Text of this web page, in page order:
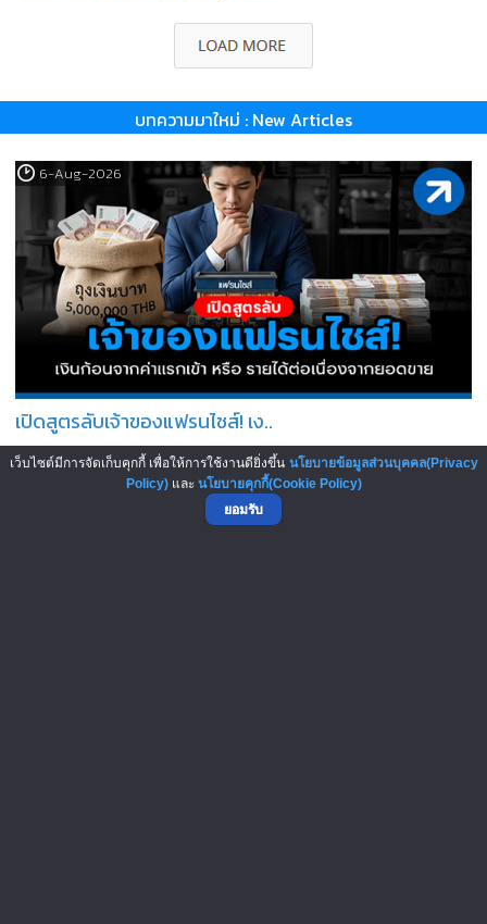
บทความมาใหม่ : New Articles
6-Aug-2026
เปิดสูตรลับเจ้าของแฟรนไชส์! เง..
5-Aug-2026
เว็บไซต์มีการจัดเก็บคุกกี้ เพื่อให้การใช้งานดียิ่งขึ้น นโยบายข้อมูลส่วนบุคคล(Privacy
Policy)และ นโยบายคุกกี้(Cookie Policy)
ยอมรับ